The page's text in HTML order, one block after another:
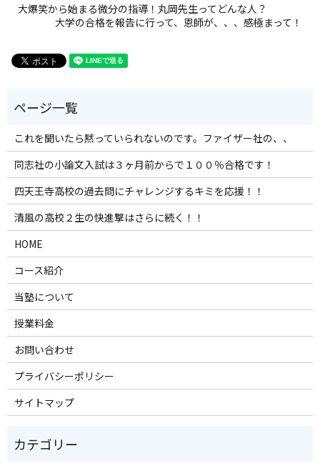
大爆笑から始まる微分の指導！丸岡先生ってどんな人？
大学の合格を報告に行って、恩師が、、、感極まって！
これを聞いたら黙っていられないのです。ファイザー社の、、
同志社の小論文入試は３ヶ月前からで１００％合格です！
四天王寺高校の過去問にチャレンジするキミを応援！！
清風の高校２生の快進撃はさらに続く！！
HOME
コース紹介
当塾について
授業料金
お問い合わせ
プライバシーポリシー
サイトマップ